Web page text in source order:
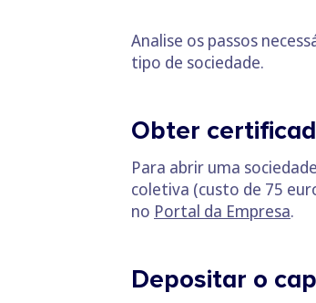
Analise os passos
tipo de sociedade.
Obter
Para abrir uma
coletiva (custo de 75
no Portal da Empresa.
Depositar o